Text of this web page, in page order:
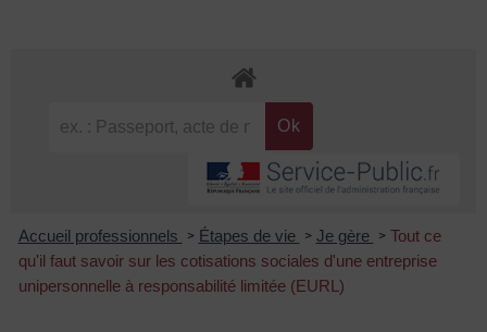
Accueil professionnels > Étapes de vie > Je gère > Tout ce
qu'il faut savoir sur les cotisations sociales d'une entreprise
unipersonnelle à responsabilité limitée (EURL)